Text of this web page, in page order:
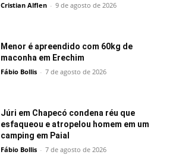
Cristian Alflen - 9 de agosto de 2026
Menor é apreendido com 60kg de
maconha em Erechim
Fábio Bollis - 7 de agosto de 2026
Júri em Chapecó condena réu que
esfaqueou e atropelou homem em um
camping em Paial
Fábio Bollis - 7 de agosto de 2026